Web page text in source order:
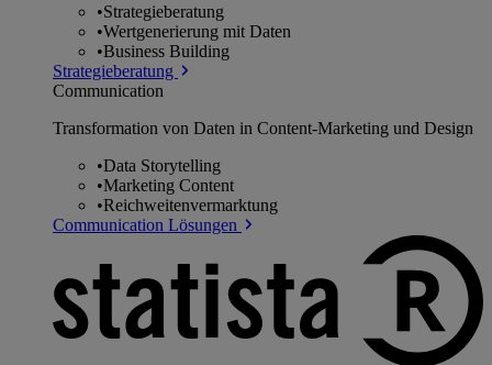
•Strategieberatung
•Wertgenerierung mit Daten
•Business Building
Strategieberatung
Communication
Transformation von Daten in Content-Marketing und Design
•Data Storytelling
•Marketing Content
•Reichweitenvermarktung
Communication Lösungen